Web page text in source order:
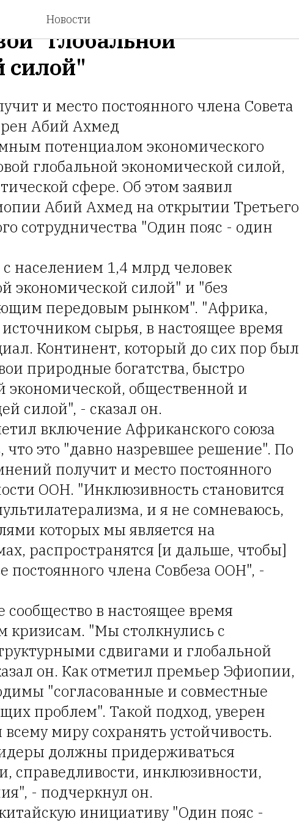
Новости
заявил, что Африка
"глобальной
силой"
и место постоянного члена Совета
Абий Ахмед
потенциалом экономического
глобальной экономической силой,
сфере. Об этом заявил
Абий Ахмед на открытии Третьего
сотрудничества "Один пояс - один
населением 1,4 млрд человек
экономической силой" и "без
передовым рынком". "Африка,
сырья, в настоящее время
Континент, который до сих пор был
природные богатства, быстро
экономической, общественной и
силой", - сказал он.
включение Африканского союза
что это "давно назревшее решение". По
получит и место постоянного
ООН. "Инклюзивность становится
и я не сомневаюсь,
которых мы является на
распространятся [и дальше, чтобы]
постоянного члена Совбеза ООН", -
сообщество в настоящее время
кризисам. "Мы столкнулись с
сдвигами и глобальной
он. Как отметил премьер Эфиопии,
"согласованные и совместные
проблем". Такой подход, уверен
миру сохранять устойчивость.
должны придерживаться
справедливости, инклюзивности,
- подчеркнул он.
инициативу "Один пояс -